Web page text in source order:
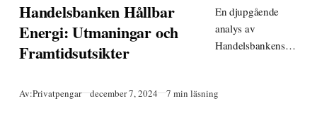
Handelsbanken Hållbar
Energi: Utmaningar och
Framtidsutsikter
En djupgående
analys av
Handelsbankens
prestanda och
Av:Privatpengar Publicerad
december 7, 2024 7 min läsning